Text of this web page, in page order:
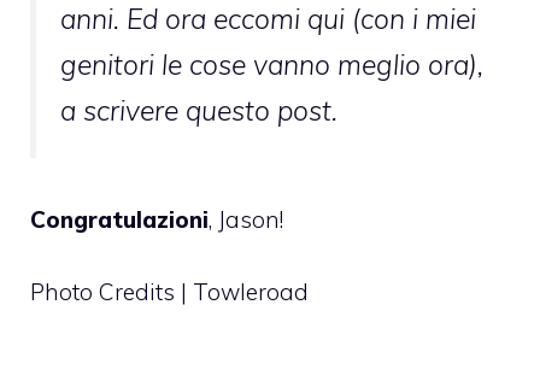
anni. Ed ora eccomi qui (con i miei
genitori le cose vanno meglio ora),
a scrivere questo post.
Congratulazioni, Jason!
Photo Credits | Towleroad